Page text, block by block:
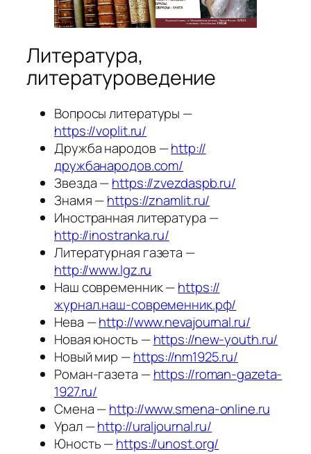
Литература,
литературоведение
Вопросы литературы —
https://voplit.ru/
Дружба народов —http://
дружбанародов.com/
Звезда —https://zvezdaspb.ru/
Знамя —https://znamlit.ru/
Иностранная литература —
http://inostranka.ru/
Литературная газета —
http://www.lgz.ru
Наш современник —https://
журнал.наш-современник.рф/
Нева —http://www.nevajournal.ru/
Новая юность —https://new-youth.ru/
Новый мир —https://nm1925.ru/
Роман-газета —https://roman-gazeta-
1927.ru/
Смена —http://www.smena-online.ru
Урал —http://uraljournal.ru/
Юность —https://unost.org/